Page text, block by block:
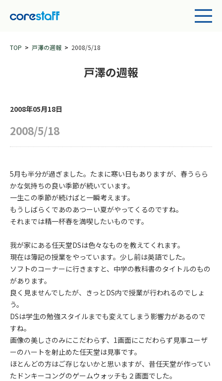
TOP 戸澤の週報 2008/5/18
戸澤の週報
2008年05月18日
2008/5/18
5月も半分が過ぎました。たまに寒い日もありますが、春うらら
かな気持ちの良い季節が続いています。
一生この季節が続けばと一瞬考えます。
もうしばらくであのあつーい夏がやってくるのですね。
それまでは精一杯春を満喫したいものです。
我が家にある任天堂DSは色々なものを教えてくれます。
現在は簿記の授業をやっています。少し前は英語でした。
ソフトのコーナーに行きますと、中学の教科書のタイトルのもの
があります。
良く見ませんでしたが、きっとDS内で授業が行われるのでしょ
う。
DSは学生の勉強スタイルまでも変えてしまう影響力があるので
すね。
画像の美しさのみにこだわらず、1画面にこだわらず見事ユーザ
ーのハートを射止めた任天堂は見事です。
ほとんどの方はご存じないかと思いますが、昔任天堂が作ってい
たドンキーコングのゲームウォッチも２画面でした。